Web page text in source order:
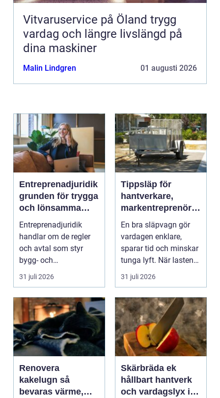
Vitvaruservice på Öland trygg
vardag och längre livslängd på
dina maskiner
Malin Lindgren 01 augusti 2026
Entreprenadjuridik
grunden för trygga
och lönsamma
byggprojekt
Entreprenadjuridik
handlar om de regler
och avtal som styr
bygg- och
anläggningsprojekt.
När ansvar,...
31 juli 2026
Tippsläp för
hantverkare,
markentreprenörer
och lantbruk en
praktisk guide
En bra släpvagn gör
vardagen enklare,
sparar tid och minskar
tunga lyft. När lasten
är bulkig, smuts...
31 juli 2026
Renovera
kakelugn så
bevaras värme,
Skärbräda ek
hållbart hantverk
och vardagslyx i